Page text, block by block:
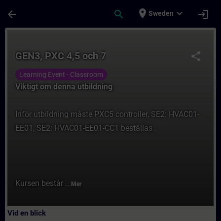
arrow_back search place Sweden expand_more login
share
GEN3, PXC 4,5 och 7
Learning Event - Classroom
Viktigt om denna utbildning
Inför utbildning måste PXC5 controller, SE2: HVAC01-
EE01, SE2: HVAC01-EE01-CC1 beställas .
Kursen består ... Mer
Vid en blick